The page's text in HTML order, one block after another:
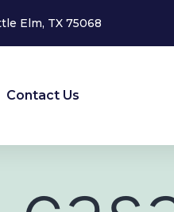
Elm, TX 75068
Contact Us